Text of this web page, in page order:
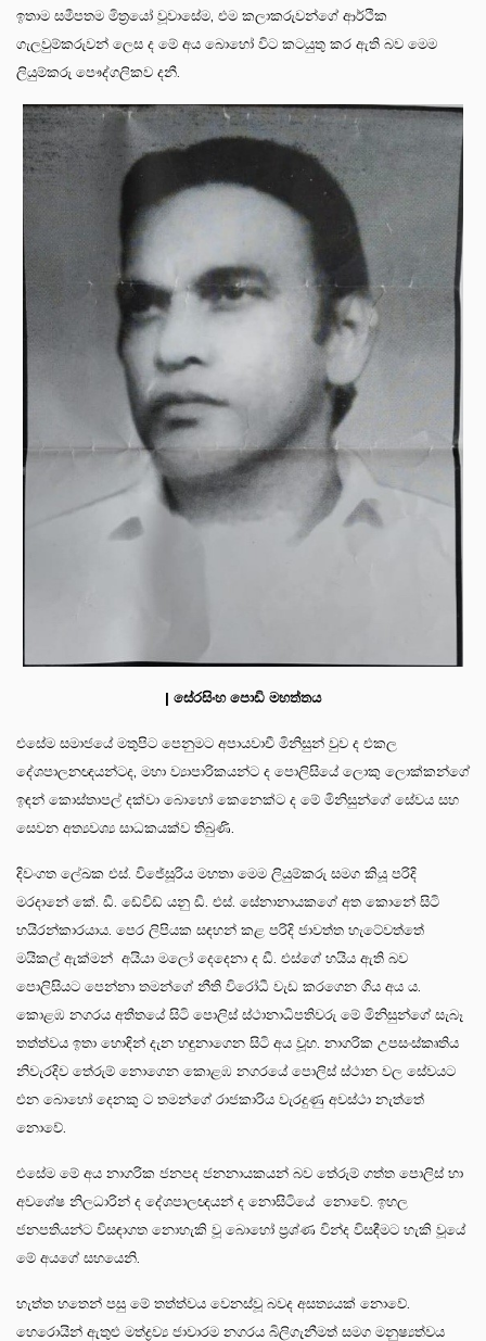
ඉතාම සමීපතම මිත්‍රයෝ වූවාසේම, එම කලාකරුවන්ගේ ආර්ථික
ගැලවුම්කරුවන් ලෙස ද මේ අය බොහෝ විට කටයුතු කර ඇති බව මෙම
ලියුම්කරු පෞද්ගලිකව දනී.
| සේරසිංහ පොඩි මහත්තය
එසේම සමාජයේ මතුපිට පෙනුමට අපායවාචී මිනිසුන් වුව ද එකල
දේශපාලනඥයන්ටද, මහා ව්‍යාපාරිකයන්ට ද පොලිසියේ ලොකු ලොක්කන්ගේ
ඉඳන් කොස්තාපල් දක්වා බොහෝ කෙනෙක්ට ද මේ මිනිසුන්ගේ සේවය සහ
සෙවන අත්‍යවශ්‍ය සාධකයක්ව තිබුණි.
දිවංගත ලේඛක එස්. විජේසූරිය මහතා මෙම ලියුම්කරු සමග කියූ පරිදි
මරදානේ කේ. ඩී. ඩේවිඩ් යනු ඩී. එස්. සේනානායකගේ අත කොනේ සිටි
හයිරන්කාරයාය. පෙර ලිපියක සඳහන් කළ පරිදි ජාවත්ත හැටේවත්තේ
මයිකල් ඇක්මන් අයියා මලෝ දෙදෙනා ද ඩී. එස්ගේ හයිය ඇති බව
පොලිසියට පෙන්නා තමන්ගේ නීති විරෝධී වැඩ කරගෙන ගිය අය ය.
කොළඹ නගරය අතීතයේ සිටි පොලිස් ස්ථානාධිපතිවරු මේ මිනිසුන්ගේ සැබෑ
තත්ත්වය ඉතා හොඳින් දැන හඳුනාගෙන සිටි අය වූහ. නාගරික උපසංස්කෘතිය
නිවැරදිව තේරුම් නොගෙන කොළඹ නගරයේ පොලිස් ස්ථාන වල සේවයට
එන බොහෝ දෙනකු ට තමන්ගේ රාජකාරිය වැරදුණු අවස්ථා නැත්තේ
නොවේ.
එසේම මේ අය නාගරික ජනපද ජනනායකයන් බව තේරුම් ගත්ත පොලිස් හා
අවශේෂ නිලධාරින් ද දේශපාලඥයන් ද නොසිටියේ නොවේ. ඉහල
ජනපතියන්ට විසඳාගත නොහැකි වූ බොහෝ ප්‍රශ්ණ වින්ද විසඳීමට හැකි වූයේ
මේ අයගේ සහයෙනි.
හැත්ත හතෙන් පසු මේ තත්ත්වය වෙනස්වූ බවද අසත්‍යයක් නොවේ.
හෙරොයින් ඇතුළු මත්ද්‍රව්‍ය ජාවාරම නගරය බිලිගැනීමත් සමග මනුෂ්‍යත්වය